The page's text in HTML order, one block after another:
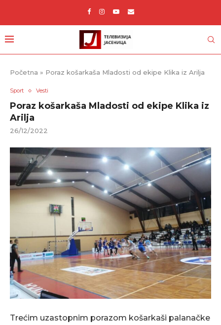
Početna » Poraz košarkaša Mladosti od ekipe Klika iz Arilja
Sport Vesti
Poraz košarkaša Mladosti od ekipe Klika iz
Arilja
26/12/2022
Trećim uzastopnim porazom košarkaši palanačke